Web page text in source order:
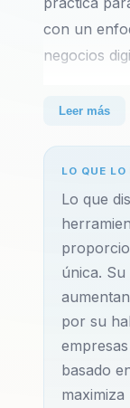
con un
negocios
África
España y
lo que
específicos.
África se
gama de
Leer más
LO QUE
Lo que
única.
por su
basado